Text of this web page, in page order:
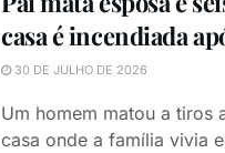
casa é incendiada
30 DE JULHO DE 2026
Um homem matou a tiros
casa onde a família vivia